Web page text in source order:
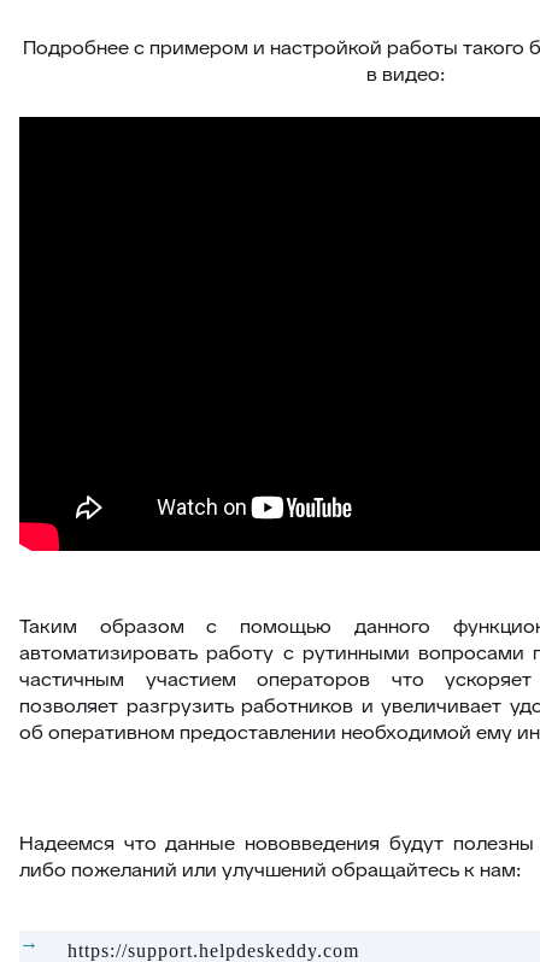
Подробнее с примером и настройкой работы такого
в видео:
Таким образом с помощью данного
автоматизировать работу с рутинными вопросами
частичным участием операторов что
позволяет разгрузить работников и увеличивает
об оперативном предоставлении необходимой ему
Надеемся что данные нововведения будут
либо пожеланий или улучшений обращайтесь к нам:
https://support.helpdeskeddy.com